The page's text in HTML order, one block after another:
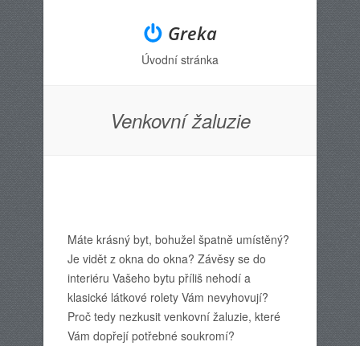
Greka
Skip to contentÚvodní stránka
Venkovní žaluzie
Máte krásný byt, bohužel špatně umístěný?
Je vidět z okna do okna? Závěsy se do
interiéru Vašeho bytu příliš nehodí a
klasické látkové rolety Vám nevyhovují?
Proč tedy nezkusit venkovní žaluzie, které
Vám dopřejí potřebné soukromí?